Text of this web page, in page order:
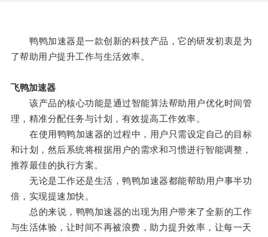
鸭鸭加速器是一款创新的科技产品，它的研发初衷是为
了帮助用户提升工作与生活效率。
飞鸭加速器
该产品的核心功能是通过智能算法帮助用户优化时间管
理，精准分配任务与计划，有效提高工作效率。
在使用鸭鸭加速器的过程中，用户只需设定自己的目标
和计划，然后系统将根据用户的需求和习惯进行智能调整，
推荐最佳的执行方案。
无论是工作还是生活，鸭鸭加速器都能帮助用户事半功
倍，实现提速加快。
总的来说，鸭鸭加速器的出现为用户带来了全新的工作
与生活体验，让时间不再被浪费，助力提升效率，让每一天